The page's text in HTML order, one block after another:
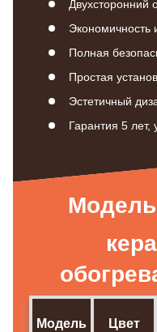
Двухсторонний
Экономичность
Полная
Простая
Эстетичный
Гарантия 5 лет,
Модель Цвет